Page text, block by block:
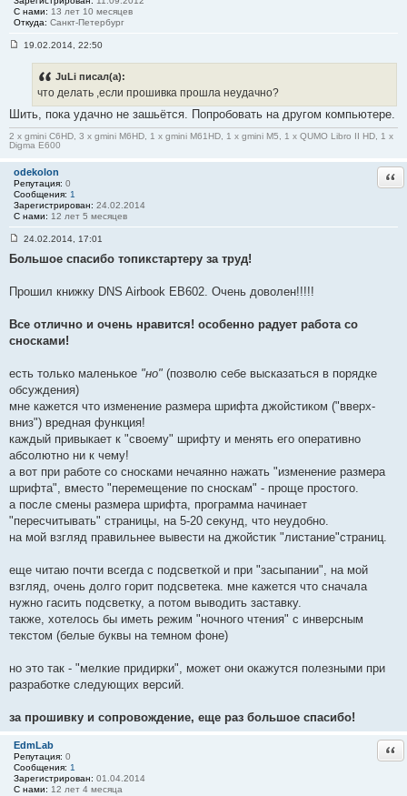
1
С нами: 13 лет 10 месяцев
Откуда: Санкт-Петербург
н
и
е
#
3
2
19.02.2014, 22:50
JuLi писал(а):
что делать ,если прошивка прошла неудачно?
Шить, пока удачно не зашьётся. Попробовать на другом компьютере.
2 x gmini C6HD, 3 x gmini M6HD, 1 x gmini M61HD, 1 x gmini M5, 1 x QUMO Libro II HD, 1 x
Digma E600
odekolon
Репутация: 0
Сообщения: 1
Зарегистрирован: 24.02.2014
С нами: 12 лет 5 месяцев
о
щ
и
#
24.02.2014, 17:01
Большое спасибо топикстартеру за труд!
Прошил книжку DNS Airbook EB602. Очень доволен!!!!!
Все отлично и очень нравится! особенно радует работа со
сносками!
есть только маленькое "но" (позволю себе высказаться в порядке
обсуждения)
мне кажется что изменение размера шрифта джойстиком ("вверх-
вниз") вредная функция!
каждый привыкает к "своему" шрифту и менять его оперативно
абсолютно ни к чему!
а вот при работе со сносками нечаянно нажать "изменение размера
шрифта", вместо "перемещение по сноскам" - проще простого.
а после смены размера шрифта, программа начинает
"пересчитывать" страницы, на 5-20 секунд, что неудобно.
на мой взгляд правильнее вывести на джойстик "листание"страниц.
еще читаю почти всегда с подсветкой и при "засыпании", на мой
взгляд, очень долго горит подсветека. мне кажется что сначала
нужно гасить подсветку, а потом выводить заставку.
также, хотелось бы иметь режим "ночного чтения" с инверсным
текстом (белые буквы на темном фоне)
но это так - "мелкие придирки", может они окажутся полезными при
разработке следующих версий.
за прошивку и сопровождение, еще раз большое спасибо!
EdmLab
Репутация: 0
Сообщения: 1
Зарегистрирован: 01.04.2014
С нами: 12 лет 4 месяца